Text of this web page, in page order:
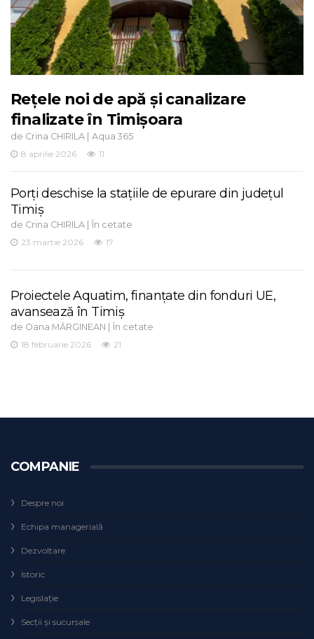
Rețele noi de apă și canalizare
finalizate în Timișoara
de Crina CHIRILA | Aqua 365
8 aprilie 2026
11
Porți deschise la stațiile de epurare din județul
Timiș
de Crina CHIRILA | În cetate
23 martie 2026
17
Proiectele Aquatim, finanțate din fonduri UE,
avansează în Timiș
de Oana MĂRGINEAN | În cetate
18 februarie 2026
21
COMPANIE
Despre noi
Echipa managerială
Dezvoltare
Istoric
Legislaţie
Secţii şi sucursale